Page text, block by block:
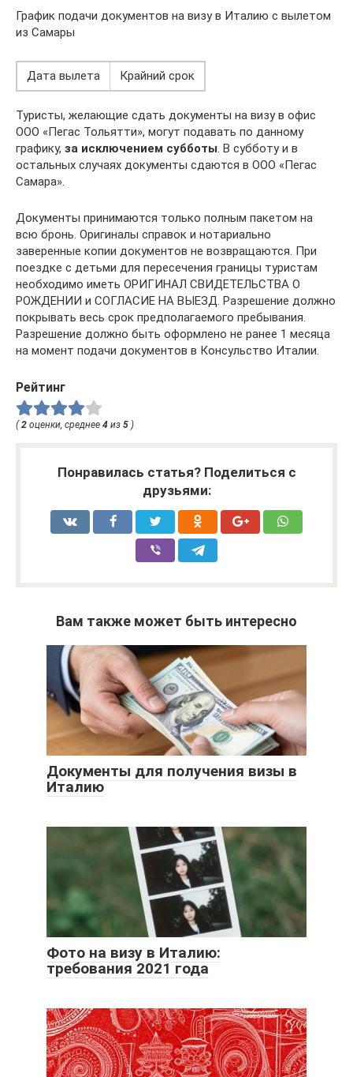
График подачи документов на визу в Италию с вылетом
из Самары
Дата вылета Крайний срок
Туристы, желающие сдать документы на визу в офис
ООО «Пегас Тольятти», могут подавать по данному
графику, за исключением субботы. В субботу и в
остальных случаях документы сдаются в ООО «Пегас
Самара».
Документы принимаются только полным пакетом на
всю бронь. Оригиналы справок и нотариально
заверенные копии документов не возвращаются. При
поездке с детьми для пересечения границы туристам
необходимо иметь ОРИГИНАЛ СВИДЕТЕЛЬСТВА О
РОЖДЕНИИ и СОГЛАСИЕ НА ВЫЕЗД. Разрешение должно
покрывать весь срок предполагаемого пребывания.
Разрешение должно быть оформлено не ранее 1 месяца
на момент подачи документов в Консульство Италии.
Рейтинг
(2 оценки, среднее 4 из 5 )
Понравилась статья? Поделиться с
друзьями:
Вам также может быть интересно
Документы для получения визы в
Италию
Фото на визу в Италию:
требования 2021 года